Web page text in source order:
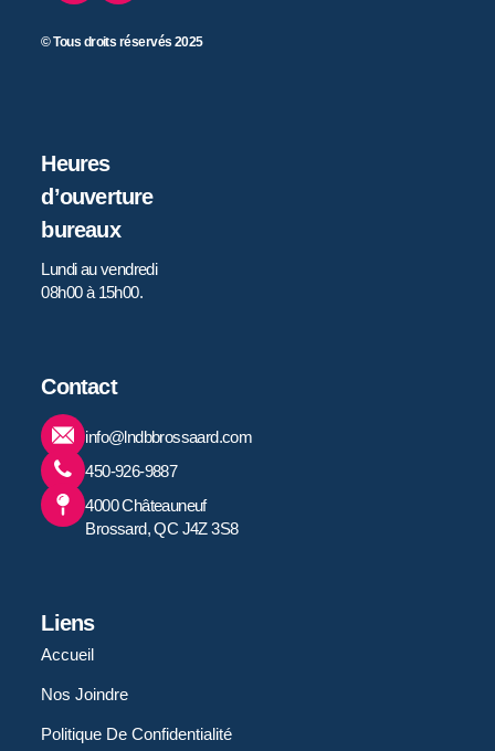
© Tous droits réservés 2025
Heures
d’ouverture
bureaux
Lundi au vendredi
08h00 à 15h00.
Contact
info@lndbbrossaard.com
450-926-9887
4000 Châteauneuf
Brossard, QC J4Z 3S8
Liens
Accueil
Nos Joindre
Politique De Confidentialité